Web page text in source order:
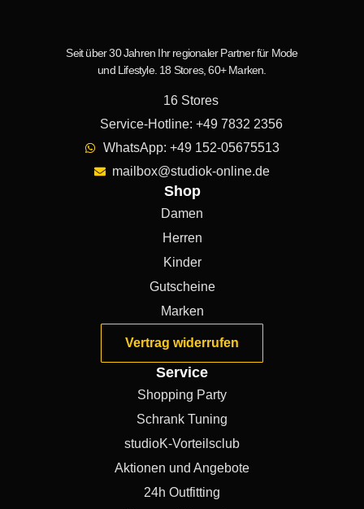
Seit über 30 Jahren Ihr regionaler Partner für Mode
und Lifestyle. 18 Stores, 60+ Marken.
16 Stores
Service-Hotline: +49 7832 2356
WhatsApp: +49 152-05675513
mailbox@studiok-online.de
Shop
Damen
Herren
Kinder
Gutscheine
Marken
Vertrag widerrufen
Service
Shopping Party
Schrank Tuning
studioK-Vorteilsclub
Aktionen und Angebote
24h Outfitting